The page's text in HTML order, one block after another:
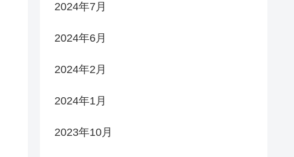
2024年7月
2024年6月
2024年2月
2024年1月
2023年10月